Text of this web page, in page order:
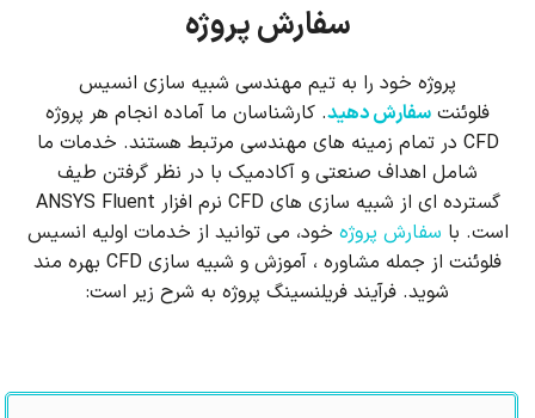
ا
ک
م
ن
ا
ذ
سفارش پروژه
پروژه خود را به تیم مهندسی شبیه سازی انسیس
فلوئنت سفارش دهید. کارشناسان ما آماده انجام هر پروژه
CFD در تمام زمینه های مهندسی مرتبط هستند. خدمات ما
شامل اهداف صنعتی و آکادمیک با در نظر گرفتن طیف
گسترده ای از شبیه سازی های CFD نرم افزار ANSYS Fluent
است. با سفارش پروژه خود، می توانید از خدمات اولیه انسیس
فلوئنت از جمله مشاوره ، آموزش و شبیه سازی CFD بهره مند
شوید. فرآیند فریلنسینگ پروژه به شرح زیر است: